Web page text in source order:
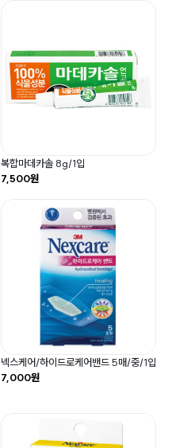
복합마데카솔 8g/1입
7,500원
넥스케어/하이드로케어밴드 5매/중/1입
7,000원